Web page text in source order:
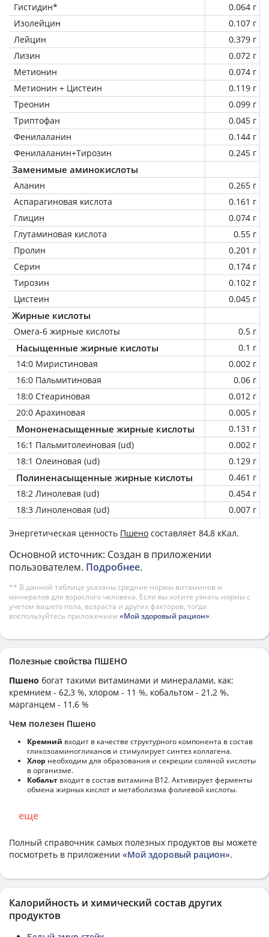
Гистидин*
0.064 г
Изолейцин
0.107 г
Лейцин
0.379 г
Лизин
0.072 г
Метионин
0.074 г
Метионин + Цистеин
0.119 г
Треонин
0.099 г
Триптофан
0.045 г
Фенилаланин
0.144 г
Фенилаланин+Тирозин
0.245 г
Заменимые аминокислоты
Аланин
0.265 г
Аспарагиновая кислота
0.161 г
Глицин
0.074 г
Глутаминовая кислота
0.55 г
Пролин
0.201 г
Серин
0.174 г
Тирозин
0.102 г
Цистеин
0.045 г
Жирные кислоты
Омега-6 жирные кислоты 0.5 г
Насыщенные жирные кислоты
0.1 г
14:0 Миристиновая
0.002 г
16:0 Пальмитиновая
0.06 г
18:0 Стеариновая
0.012 г
20:0 Арахиновая
0.005 г
Мононенасыщенные жирные кислоты
0.131 г
16:1 Пальмитолеиновая (ud)
0.002 г
18:1 Олеиновая (ud)
0.129 г
Полиненасыщенные жирные кислоты
0.461 г
18:2 Линолевая (ud)
0.454 г
18:3 Линоленовая (ud)
0.007 г
Энергетическая ценность Пшено составляет 84,8 кКал.
Основной источник: Создан в приложении
пользователем. Подробнее.
** В данной таблице указаны средние нормы витаминов и
минералов для взрослого человека. Если вы хотите узнать нормы с
учетом вашего пола, возраста и других факторов, тогда
воспользуйтесь приложением «Мой здоровый рацион».
Полезные свойства ПШЕНО
Пшено богат такими витаминами и минералами, как:
кремнием - 62,3 %, хлором - 11 %, кобальтом - 21,2 %,
марганцем - 11,6 %
Чем полезен Пшено
Кремний входит в качестве структурного компонента в состав
гликозоаминогликанов и стимулирует синтез коллагена.
Хлор необходим для образования и секреции соляной кислоты
в организме.
Кобальт входит в состав витамина В12. Активирует ферменты
обмена жирных кислот и метаболизма фолиевой кислоты.
еще
Полный справочник самых полезных продуктов вы можете
посмотреть в приложении «Мой здоровый рацион».
Калорийность и химический состав других
продуктов